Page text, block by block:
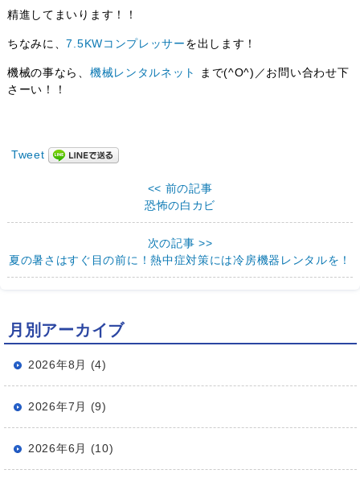
精進してまいります！！
ちなみに、7.5KWコンプレッサーを出します！
機械の事なら、 機械レンタルネット
まで(^O^)／お問い合わせ下
さーい！！
Tweet
<< 前の記事
恐怖の白カビ
次の記事 >>
夏の暑さはすぐ目の前に！熱中症対策には冷房機器レンタルを！
月別アーカイブ
2026年8月 (4)
2026年7月 (9)
2026年6月 (10)